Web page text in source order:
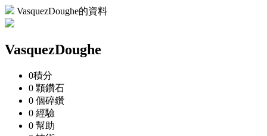
VasquezDoughe的資料
VasquezDoughe
0積分
0 顆鑽石
0 個碎鑽
0 經驗
0 幫助